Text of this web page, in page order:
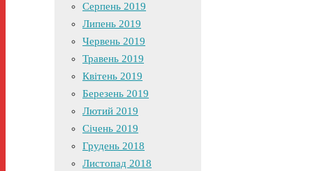
Серпень 2019
Липень 2019
Червень 2019
Травень 2019
Квітень 2019
Березень 2019
Лютий 2019
Січень 2019
Грудень 2018
Листопад 2018